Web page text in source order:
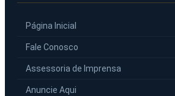
Página Inicial
Fale Conosco
Assessoria de Imprensa
Anuncie Aqui